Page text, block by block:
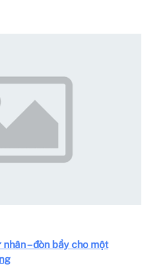
– đòn bẩy cho một